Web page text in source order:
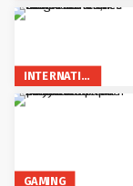
GAMING